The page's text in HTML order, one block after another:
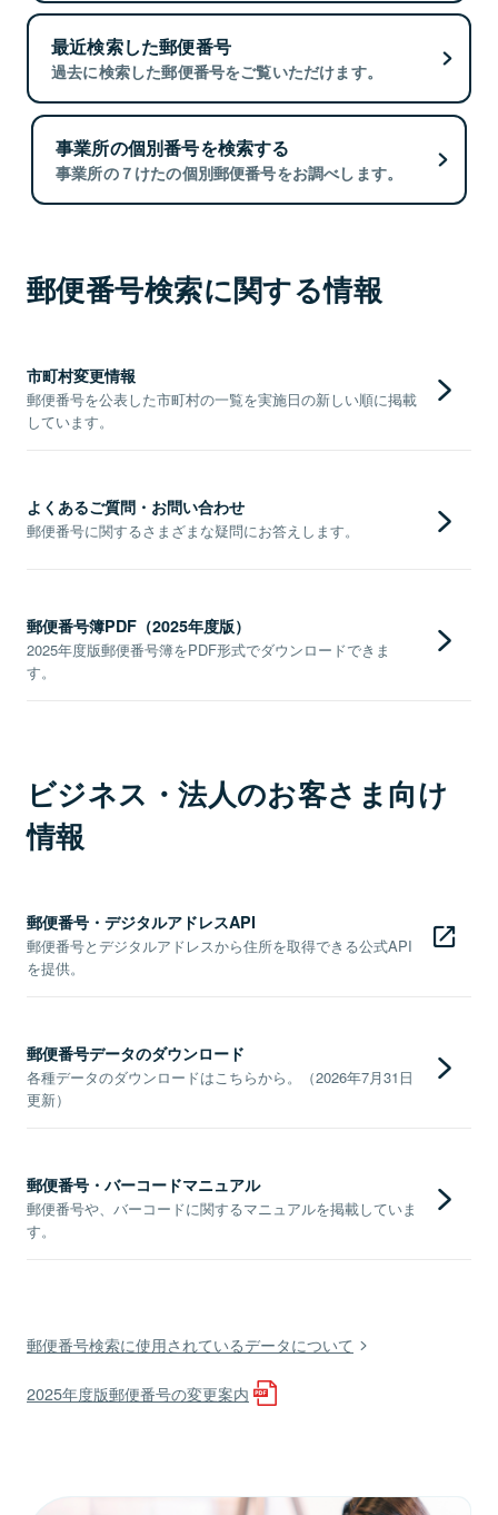
最近検索した郵便番号
過去に検索した郵便番号をご覧いただけます。
事業所の個別番号を検索する
事業所の７けたの個別郵便番号をお調べします。
郵便番号検索に関する情報
市町村変更情報
郵便番号を公表した市町村の一覧を実施日の新しい順に掲載
しています。
よくあるご質問・お問い合わせ
郵便番号に関するさまざまな疑問にお答えします。
郵便番号簿PDF（2025年度版）
2025年度版郵便番号簿をPDF形式でダウンロードできま
す。
ビジネス・法人のお客さま向け
情報
郵便番号・デジタルアドレスAPI
郵便番号とデジタルアドレスから住所を取得できる公式API
を提供。
郵便番号データのダウンロード
各種データのダウンロードはこちらから。（2026年7月31日
更新）
郵便番号・バーコードマニュアル
郵便番号や、バーコードに関するマニュアルを掲載していま
す。
郵便番号検索に使用されているデータについて
2025年度版郵便番号の変更案内